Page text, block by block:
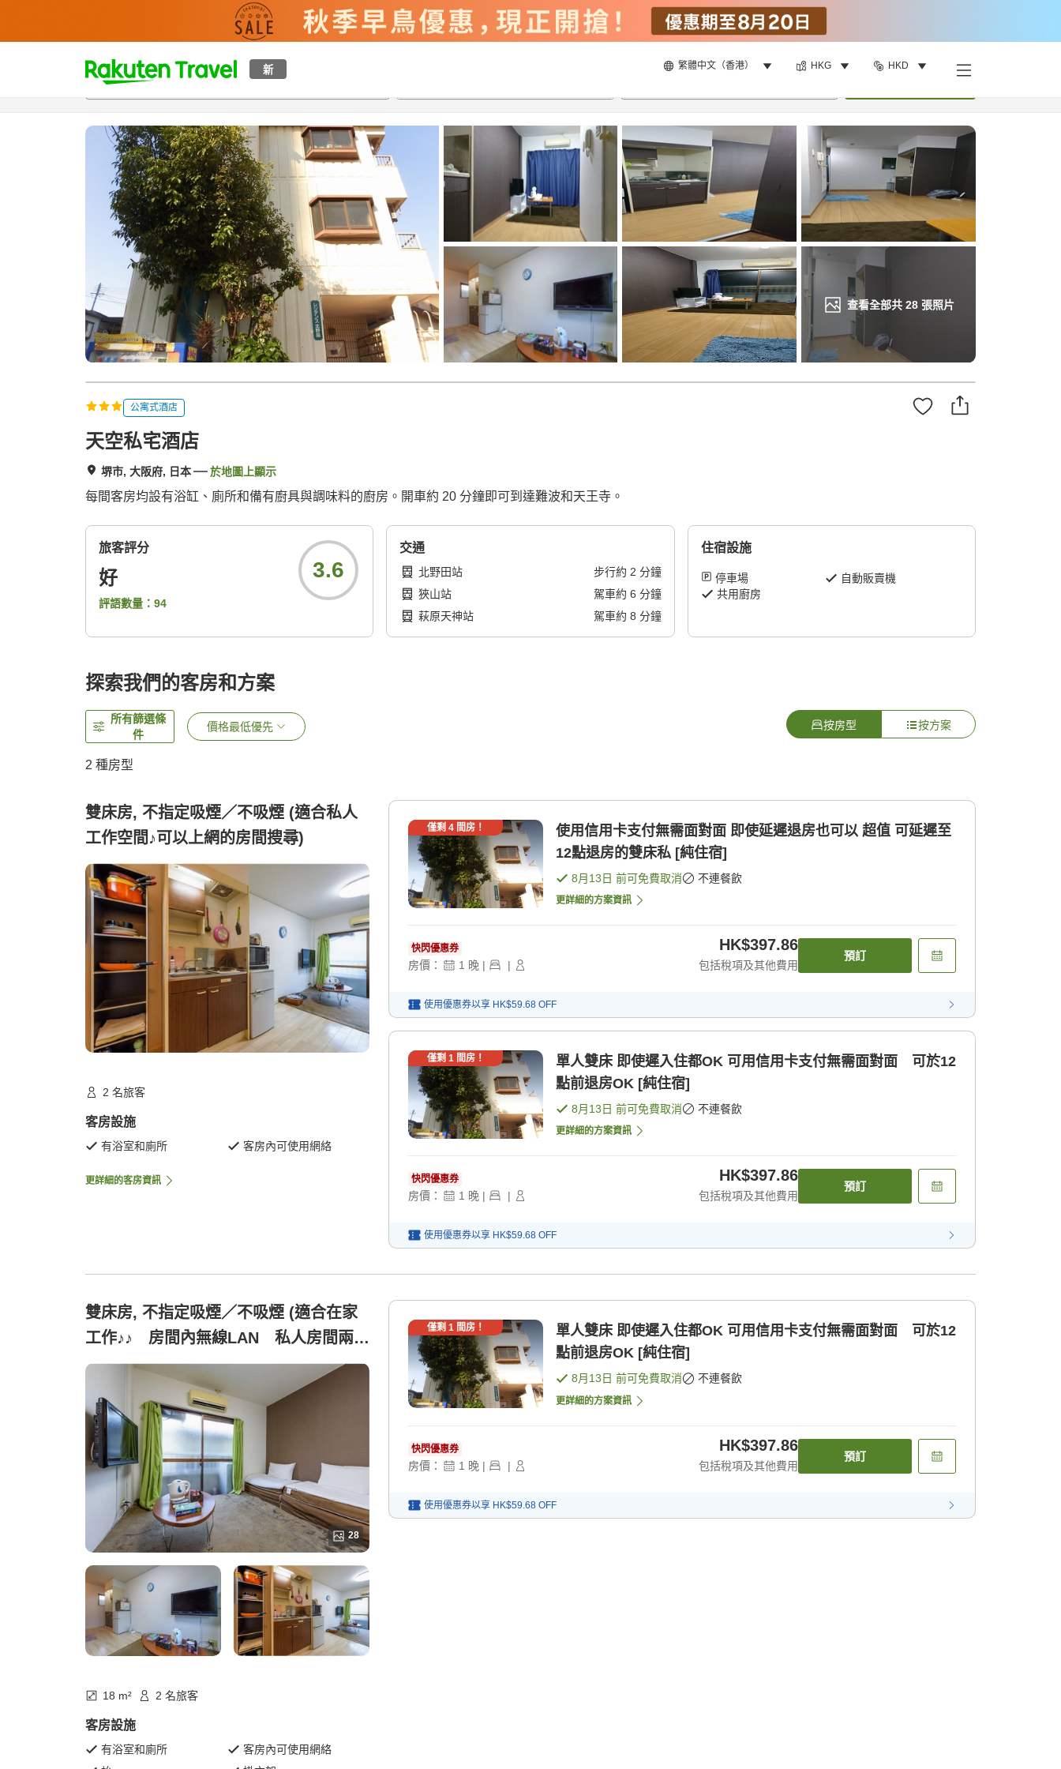
新 繁體中文（香港） HKG HKD
t
p
a
查看全部共 28張照片
概覽房間及住宿方案 評價設施
公寓式酒店
天空私宅酒店
堺市, 大阪府, 日本 於地圖上顯示
每間客房均設有浴缸、廁所和備有廚具與調味料的廚房。開車約 20 分鐘即可到達難波和天王寺。
旅客評分
好
評語數量： 94
3.6
交通
北野田站 步行約 2 分鐘
狹山站
駕車約 6 分鐘
萩原天神站
駕車約 8 分鐘
住宿設施
停車場
自動販賣機
共用廚房
探索我們的客房和方案
所有篩選條
件
價格最低優先 按房型 按方案
2 種房型
雙床房, 不指定吸煙／不吸煙 (適合私人
工作空間♪可以上網的房間搜尋)
2 名旅客
客房設施
有浴室和廁所 客房內可使用網絡
更詳細的客房資訊
僅剩 4間房！
使用信用卡支付無需面對面 即使延遲退房也可以 超值 可延遲至
12點退房的雙床私 [純住宿]
8月13日 前可免費取消 不連餐飲
更詳細的方案資訊
快閃優惠券
房價： 1 晚 | |
HK$397.86
包括稅項及其他費用
預訂
使用優惠券以享 HK$59.68 OFF
僅剩 1間房！
單人雙床 即使遲入住都OK 可用信用卡支付無需面對面 可於12
點前退房OK [純住宿]
8月13日 前可免費取消 不連餐飲
更詳細的方案資訊
快閃優惠券
房價： 1 晚 | |
HK$397.86
包括稅項及其他費用
預訂
使用優惠券以享 HK$59.68 OFF
雙床房, 不指定吸煙／不吸煙 (適合在家
工作♪♪ 房間內無線LAN 私人房間兩張
單人床)
28
18 m² 2 名旅客
客房設施
有浴室和廁所
客房內可使用網絡
僅剩 1間房！
單人雙床 即使遲入住都OK 可用信用卡支付無需面對面 可於12
點前退房OK [純住宿]
8月13日 前可免費取消 不連餐飲
更詳細的方案資訊
快閃優惠券
房價： 1 晚 | |
HK$397.86
包括稅項及其他費用
預訂
使用優惠券以享 HK$59.68 OFF